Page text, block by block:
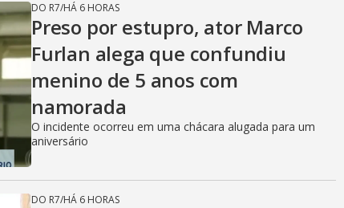
DO R7/HÁ 6 HORAS
Preso por estupro, ator Marco
Furlan alega que confundiu
menino de 5 anos com
namorada
O incidente ocorreu em uma chácara alugada para um
aniversário
DO R7/HÁ 6 HORAS